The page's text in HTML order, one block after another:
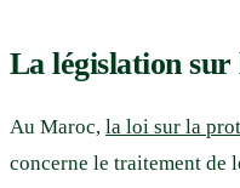
La législation sur
Au Maroc, la loi sur la
concerne le traitement de